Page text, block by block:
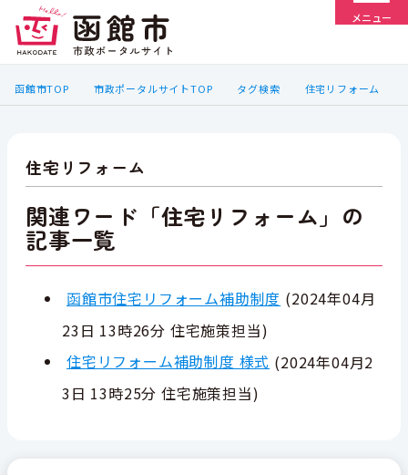
メニュー
函館市TOP 市政ポータルサイトTOP タグ検索 住宅リフォーム
住宅リフォーム
関連ワード「住宅リフォーム」の
記事一覧
函館市住宅リフォーム補助制度 (2024年04月
23日 13時26分 住宅施策担当)
住宅リフォーム補助制度 様式 (2024年04月2
3日 13時25分 住宅施策担当)